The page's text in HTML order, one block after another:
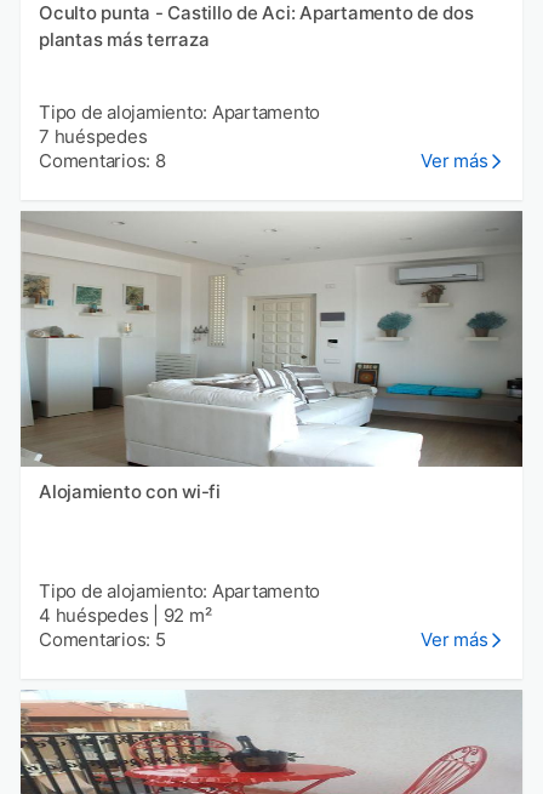
Oculto punta - Castillo de Aci: Apartamento de dos
plantas más terraza
Tipo de alojamiento: Apartamento
7 huéspedes
Comentarios: 8
Ver más
Alojamiento con wi-fi
Tipo de alojamiento: Apartamento
4 huéspedes
92 m²
Comentarios: 5
Ver más